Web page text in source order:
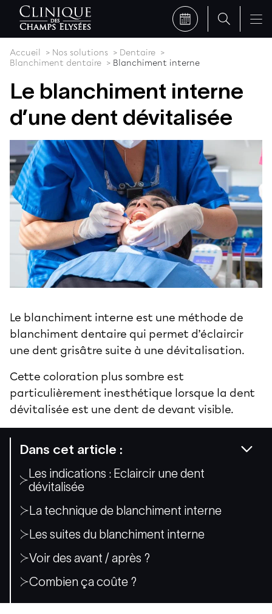
Accueil Nos solutions
Dentaire
Blanchiment dentaire
Blanchiment interne
Le blanchiment interne
d’une dent dévitalisée
Dans cet article :
Les indications : Eclaircir une dent
dévitalisée
La technique de blanchiment interne
Les suites du blanchiment interne
Voir des avant / après ?
Combien ça coûte ?
Le blanchiment interne est une méthode de
blanchiment dentaire qui permet d’éclaircir
une dent grisâtre suite à une dévitalisation.
Cette coloration plus sombre est
particulièrement inesthétique lorsque la dent
dévitalisée est une dent de devant visible.